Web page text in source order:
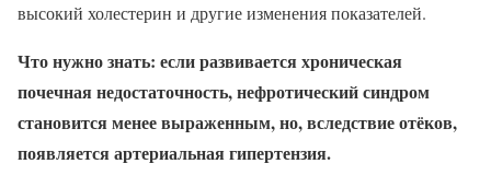
высокий холестерин и другие изменения показателей.
Что нужно знать: если развивается хроническая
почечная недостаточность, нефротический синдром
становится менее выраженным, но, вследствие отёков,
появляется артериальная гипертензия.